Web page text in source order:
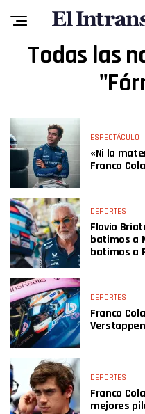
Todas las
ESPECTÁCULO
«Ni la
Franco
DEPORTES
Flavio
batimos a
batimos a
DEPORTES
Franco
DEPORTES
Franco
mejores